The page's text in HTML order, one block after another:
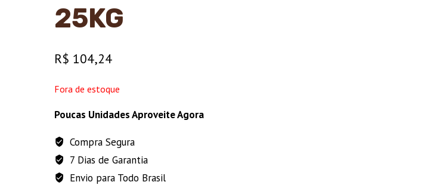
25KG
R$ 104,24
Fora de estoque
Poucas Unidades Aproveite Agora
Compra Segura
7 Dias de Garantia
Envio para Todo Brasil